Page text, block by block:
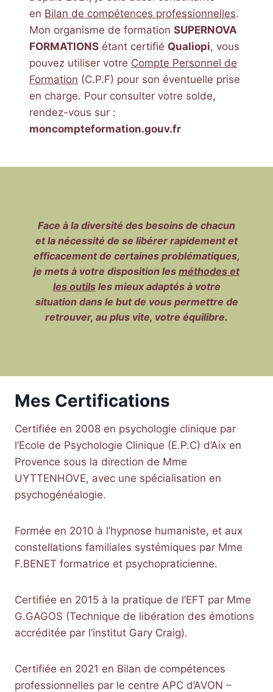
en Bilan de compétences professionnelles.
Mon organisme de formation SUPERNOVA
FORMATIONS étant certifié Qualiopi, vous
pouvez utiliser votre Compte Personnel de
Formation (C.P.F) pour son éventuelle prise
en charge. Pour consulter votre solde,
rendez-vous sur :
moncompteformation.gouv.fr
Face à la diversité des besoins de chacun
et la nécessité de se libérer rapidement et
efficacement de certaines problématiques,
je mets à votre disposition les méthodes et
les outilsles mieux adaptés à votre
situation dans le but de vous permettre de
retrouver, au plus vite, votre équilibre.
Mes Certifications
Certifiée en 2008 en psychologie clinique par
l’Ecole de Psychologie Clinique (E.P.C) d’Aix en
Provence sous la direction de Mme
UYTTENHOVE, avec une spécialisation en
psychogénéalogie.
​Formée en 2010 à l’hypnose humaniste, et aux
constellations familiales systémiques par Mme
F.BENET formatrice et psychopraticienne.
​Certifiée en 2015 à la pratique de l’EFT par Mme
G.GAGOS (Technique de libération des émotions
accréditée par l’institut Gary Craig).
​Certifiée en 2021 en Bilan de compétences
professionnelles par le centre APC d’AVON –